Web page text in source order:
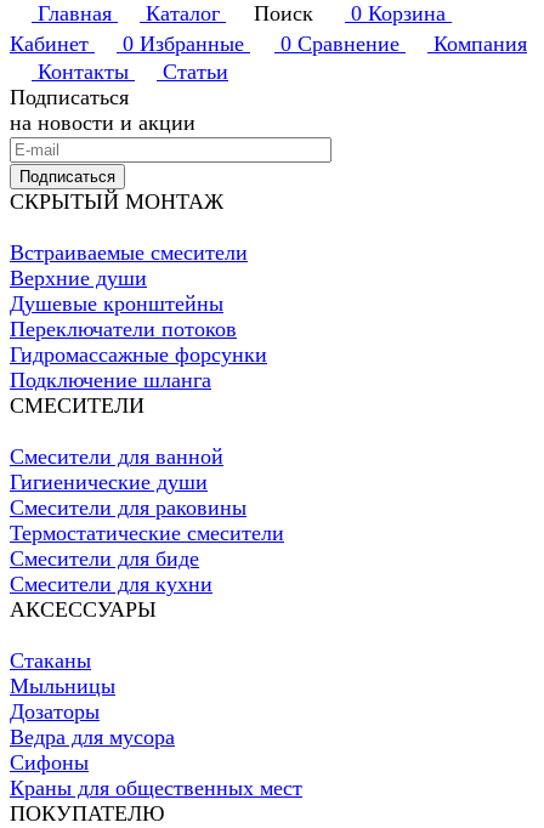
Главная
Каталог Поиск 0 Корзина
Кабинет
0 Избранные 0 Сравнение
Компания
Контакты
Статьи
Подписаться
на новости и акции
Подписаться
СКРЫТЫЙ МОНТАЖ
Встраиваемые смесители
Верхние души
Душевые кронштейны
Переключатели потоков
Гидромассажные форсунки
Подключение шланга
СМЕСИТЕЛИ
Смесители для ванной
Гигиенические души
Смесители для раковины
Термостатические смесители
Смесители для биде
Смесители для кухни
АКСЕССУАРЫ
Стаканы
Мыльницы
Дозаторы
Ведра для мусора
Сифоны
Краны для общественных мест
ПОКУПАТЕЛЮ